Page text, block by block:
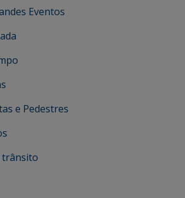
Eventos
e Pedestres
trânsito